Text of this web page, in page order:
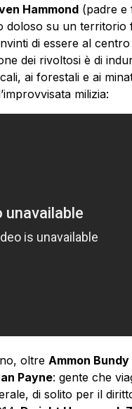
Hammond(padre e
su un territorio
di essere al
dei rivoltosi è di
ai forestali e ai
milizia:
oltre Ammon
Payne: gente che
di solito per il